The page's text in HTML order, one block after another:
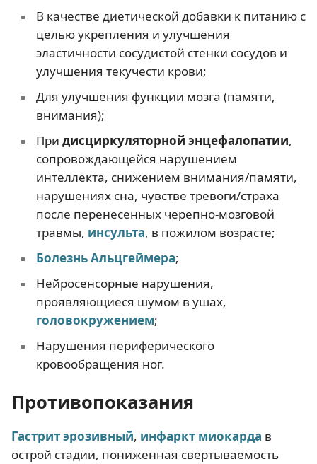
В качестве диетической добавки к питанию с
целью укрепления и улучшения
эластичности сосудистой стенки сосудов и
улучшения текучести крови;
Для улучшения функции мозга (памяти,
внимания);
При дисциркуляторной энцефалопатии,
сопровождающейся нарушением
интеллекта, снижением внимания/памяти,
нарушениях сна, чувстве тревоги/страха
после перенесенных черепно-мозговой
травмы, инсульта, в пожилом возрасте;
Болезнь Альцгеймера;
Нейросенсорные нарушения,
проявляющиеся шумом в ушах,
головокружением;
Нарушения периферического
кровообращения ног.
Противопоказания
Гастрит эрозивный, инфаркт миокарда в
острой стадии, пониженная свертываемость